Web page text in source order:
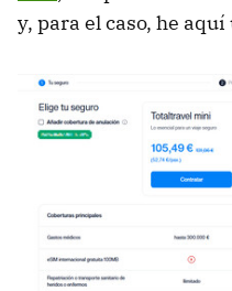
y, para el caso, he